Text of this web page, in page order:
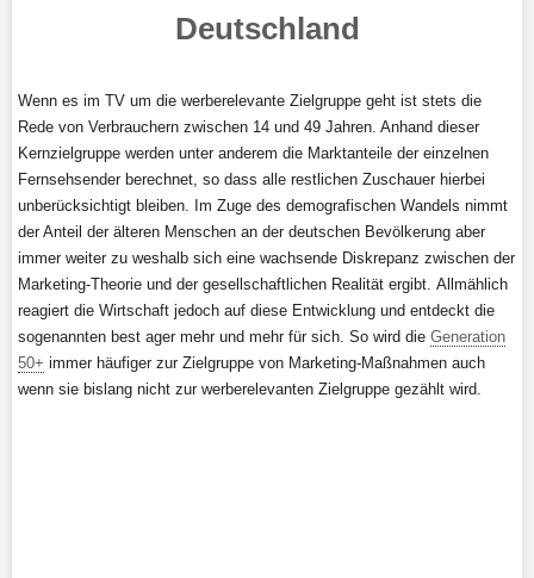
Deutschland
Wenn es im TV um die werberelevante Zielgruppe geht ist stets die
Rede von Verbrauchern zwischen 14 und 49 Jahren. Anhand dieser
Kernzielgruppe werden unter anderem die Marktanteile der einzelnen
Fernsehsender berechnet, so dass alle restlichen Zuschauer hierbei
unberücksichtigt bleiben. Im Zuge des demografischen Wandels nimmt
der Anteil der älteren Menschen an der deutschen Bevölkerung aber
immer weiter zu weshalb sich eine wachsende Diskrepanz zwischen der
Marketing-Theorie und der gesellschaftlichen Realität ergibt. Allmählich
reagiert die Wirtschaft jedoch auf diese Entwicklung und entdeckt die
sogenannten best ager mehr und mehr für sich. So wird die Generation
50+ immer häufiger zur Zielgruppe von Marketing-Maßnahmen auch
wenn sie bislang nicht zur werberelevanten Zielgruppe gezählt wird.